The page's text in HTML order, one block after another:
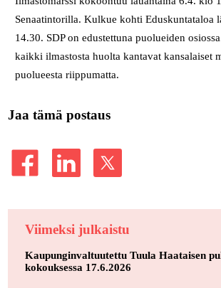
Senaatintorilla. Kulkue kohti Eduskuntataloa
14.30. SDP on edustettuna puolueiden
kaikki ilmastosta huolta kantavat kansalaiset
puolueesta riippumatta.
Jaa tämä postaus
Viimeksi julkaistu
Kaupunginvaltuutettu Tuula Haataisen
kokouksessa 17.6.2026